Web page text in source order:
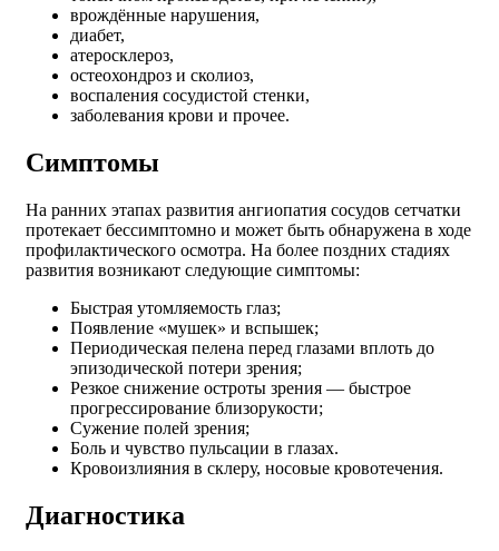
врождённые нарушения,
диабет,
атеросклероз,
остеохондроз и сколиоз,
воспаления сосудистой стенки,
заболевания крови и прочее.
Симптомы
На ранних этапах развития ангиопатия сосудов сетчатки
протекает бессимптомно и может быть обнаружена в ходе
профилактического осмотра. На более поздних стадиях
развития возникают следующие симптомы:
Быстрая утомляемость глаз;
Появление «мушек» и вспышек;
Периодическая пелена перед глазами вплоть до
эпизодической потери зрения;
Резкое снижение остроты зрения ― быстрое
прогрессирование близорукости;
Сужение полей зрения;
Боль и чувство пульсации в глазах.
Кровоизлияния в склеру, носовые кровотечения.
Диагностика